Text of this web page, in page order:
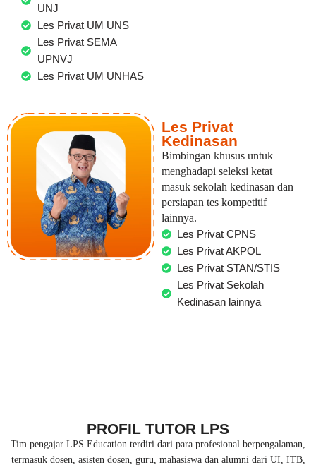
UNJ
Les Privat UM UNS
Les Privat SEMA
UPNVJ
Les Privat UM UNHAS
Les Privat
Kedinasan
Bimbingan khusus untuk
menghadapi seleksi ketat
masuk sekolah kedinasan dan
persiapan tes kompetitif
lainnya.
Les Privat CPNS
Les Privat AKPOL
Les Privat STAN/STIS
Les Privat Sekolah
Kedinasan lainnya
PROFIL TUTOR LPS
Tim pengajar LPS Education terdiri dari para profesional berpengalaman,
termasuk dosen, asisten dosen, guru, mahasiswa dan alumni dari UI, ITB,